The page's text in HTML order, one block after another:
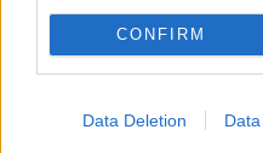
CONFIRM
Data Deletion